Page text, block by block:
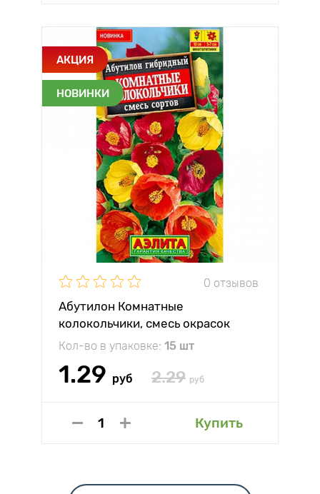
АКЦИЯ
НОВИНКИ
0 отзывов
Абутилон Комнатные
колокольчики, смесь окрасок
Аэлита
Кол-во в упаковке: 15 шт
1.29 руб 2.29 руб
Купить